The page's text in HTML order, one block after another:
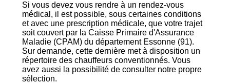
Si vous devez vous rendre à un rendez-vous
médical, il est possible, sous certaines conditions
et avec une prescription médicale, que votre trajet
soit couvert par la Caisse Primaire d'Assurance
Maladie (CPAM) du département Essonne (91).
Sur demande, cette dernière met à disposition un
répertoire des chauffeurs conventionnés. Vous
avez aussi la possibilité de consulter notre propre
sélection.